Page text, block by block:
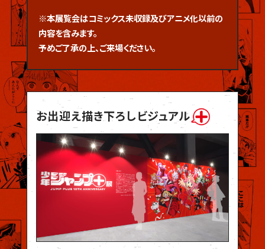
※本展覧会はコミックス未収録及びアニメ化以前の
内容を含みます。
予めご了承の上、ご来場ください。
お出迎え描き下ろしビジュアル